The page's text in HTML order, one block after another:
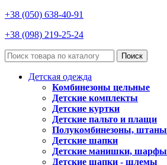
+38 (050) 638-40-91
+38 (098) 219-25-24
Поиск
Детская одежда
Комбинезоны цельные
Детские комплекты
Детские куртки
Детские пальто и плащи
Полукомбинезоны, штаны
Детские шапки
Детские манишки, шарфы
Детские шапки - шлемы